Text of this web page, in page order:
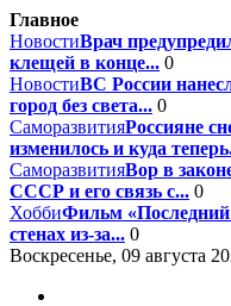
Главное
НовостиВрач
клещей в конце... 0
НовостиВС России
город без света... 0
СаморазвитияРоссияне
изменилось и куда
СаморазвитияВор в
СССР и его связь с... 0
ХоббиФильм «Последний
стенах из-за... 0
Воскресенье, 09 августа